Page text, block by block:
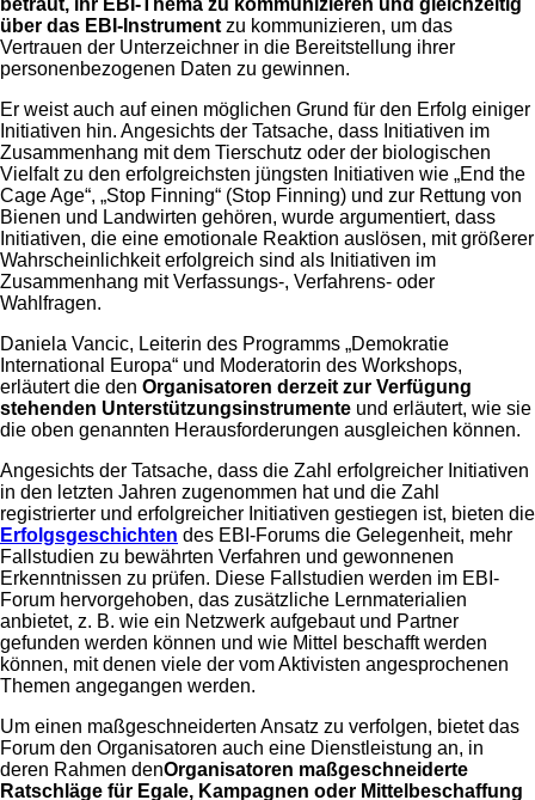
über das EBI-Instrument zu kommunizieren, um das
Vertrauen der Unterzeichner in die Bereitstellung ihrer
personenbezogenen Daten zu gewinnen.
Er weist auch auf einen möglichen Grund für den Erfolg einiger
Initiativen hin. Angesichts der Tatsache, dass Initiativen im
Zusammenhang mit dem Tierschutz oder der biologischen
Vielfalt zu den erfolgreichsten jüngsten Initiativen wie „End the
Cage Age“, „Stop Finning“ (Stop Finning) und zur Rettung von
Bienen und Landwirten gehören, wurde argumentiert, dass
Initiativen, die eine emotionale Reaktion auslösen, mit größerer
Wahrscheinlichkeit erfolgreich sind als Initiativen im
Zusammenhang mit Verfassungs-, Verfahrens- oder
Wahlfragen.
Daniela Vancic, Leiterin des Programms „Demokratie
International Europa“ und Moderatorin des Workshops,
erläutert die den Organisatoren derzeit zur Verfügung
stehenden Unterstützungsinstrumente und erläutert, wie sie
die oben genannten Herausforderungen ausgleichen können.
Angesichts der Tatsache, dass die Zahl erfolgreicher Initiativen
in den letzten Jahren zugenommen hat und die Zahl
registrierter und erfolgreicher Initiativen gestiegen ist, bieten die
Erfolgsgeschichten des EBI-Forums die Gelegenheit, mehr
Fallstudien zu bewährten Verfahren und gewonnenen
Erkenntnissen zu prüfen. Diese Fallstudien werden im EBI-
Forum hervorgehoben, das zusätzliche Lernmaterialien
anbietet, z. B. wie ein Netzwerk aufgebaut und Partner
gefunden werden können und wie Mittel beschafft werden
können, mit denen viele der vom Aktivisten angesprochenen
Themen angegangen werden.
Um einen maßgeschneiderten Ansatz zu verfolgen, bietet das
Forum den Organisatoren auch eine Dienstleistung an, in
deren Rahmen denOrganisatoren maßgeschneiderte
Ratschläge für Egale, Kampagnen oder Mittelbeschaffung